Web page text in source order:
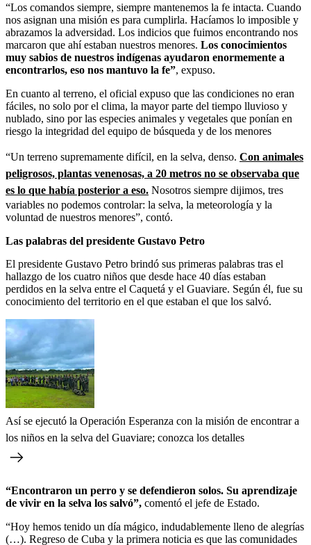
“Los comandos siempre, siempre mantenemos la fe intacta. Cuando
nos asignan una misión es para cumplirla. Hacíamos lo imposible y
abrazamos la adversidad. Los indicios que fuimos encontrando nos
marcaron que ahí estaban nuestros menores. Los conocimientos
muy sabios de nuestros indígenas ayudaron enormemente a
encontrarlos, eso nos mantuvo la fe”, expuso.
En cuanto al terreno, el oficial expuso que las condiciones no eran
fáciles, no solo por el clima, la mayor parte del tiempo lluvioso y
nublado, sino por las especies animales y vegetales que ponían en
riesgo la integridad del equipo de búsqueda y de los menores
“Un terreno supremamente difícil, en la selva, denso. Con animales
peligrosos, plantas venenosas, a 20 metros no se observaba que
es lo que había posterior a eso. Nosotros siempre dijimos, tres
variables no podemos controlar: la selva, la meteorología y la
voluntad de nuestros menores”, contó.
Las palabras del presidente Gustavo Petro
El presidente Gustavo Petro brindó sus primeras palabras tras el
hallazgo de los cuatro niños que desde hace 40 días estaban
perdidos en la selva entre el Caquetá y el Guaviare. Según él, fue su
conocimiento del territorio en el que estaban el que los salvó.
Así se ejecutó la Operación Esperanza con la misión de encontrar a
los niños en la selva del Guaviare; conozca los detalles
“Encontraron un perro y se defendieron solos. Su aprendizaje
de vivir en la selva los salvó”, comentó el jefe de Estado.
“Hoy hemos tenido un día mágico, indudablemente lleno de alegrías
(…). Regreso de Cuba y la primera noticia es que las comunidades